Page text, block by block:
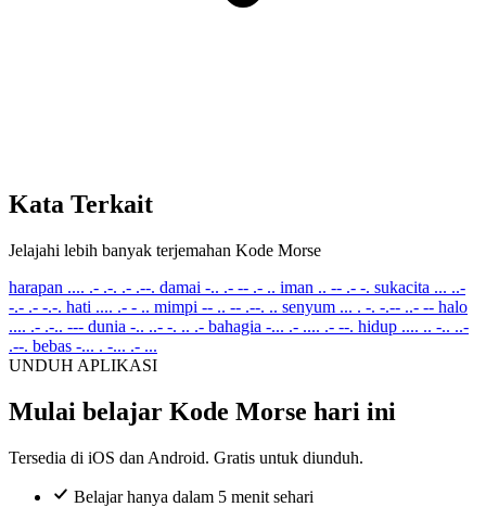
Kata Terkait
Jelajahi lebih banyak terjemahan Kode Morse
harapan .... .- .-. .- .--. damai -.. .- -- .- .. iman .. -- .- -. sukacita ... ..-
-.- .- -.-. hati .... .- - .. mimpi -- .. -- .--. .. senyum ... . -. -.-- ..- -- halo
.... .- .-.. --- dunia -.. ..- -. .. .- bahagia -... .- .... .- --. hidup .... .. -.. ..-
.--. bebas -... . -... .- ...
UNDUH APLIKASI
Mulai belajar Kode Morse hari ini
Tersedia di iOS dan Android. Gratis untuk diunduh.
Belajar hanya dalam 5 menit sehari